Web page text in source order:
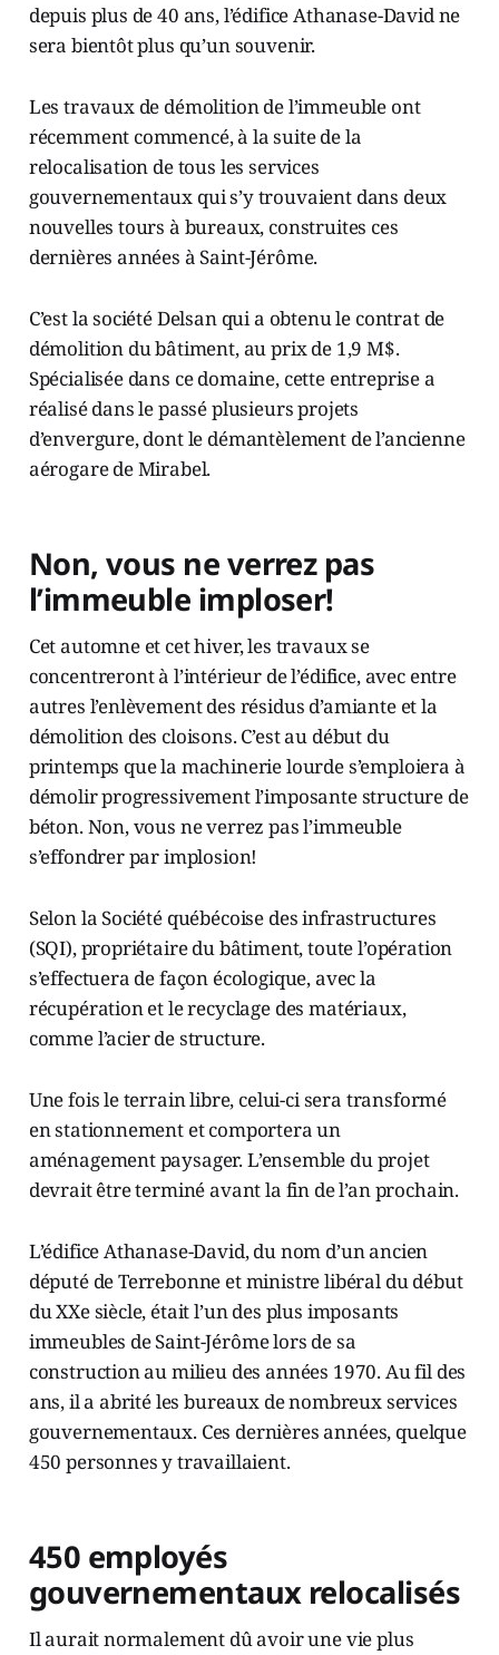
depuis plus de 40 ans, l’édifice Athanase-David ne
sera bientôt plus qu’un souvenir.
Les travaux de démolition de l’immeuble ont
récemment commencé, à la suite de la
relocalisation de tous les services
gouvernementaux qui s’y trouvaient dans deux
nouvelles tours à bureaux, construites ces
dernières années à Saint-Jérôme.
C’est la société Delsan qui a obtenu le contrat de
démolition du bâtiment, au prix de 1,9 M$.
Spécialisée dans ce domaine, cette entreprise a
réalisé dans le passé plusieurs projets
d’envergure, dont le démantèlement de l’ancienne
aérogare de Mirabel.
Non, vous ne verrez pas
l’immeuble imploser!
Cet automne et cet hiver, les travaux se
concentreront à l’intérieur de l’édifice, avec entre
autres l’enlèvement des résidus d’amiante et la
démolition des cloisons. C’est au début du
printemps que la machinerie lourde s’emploiera à
démolir progressivement l’imposante structure de
béton. Non, vous ne verrez pas l’immeuble
s’effondrer par implosion!
Selon la Société québécoise des infrastructures
(SQI), propriétaire du bâtiment, toute l’opération
s’effectuera de façon écologique, avec la
récupération et le recyclage des matériaux,
comme l’acier de structure.
Une fois le terrain libre, celui-ci sera transformé
en stationnement et comportera un
aménagement paysager. L’ensemble du projet
devrait être terminé avant la fin de l’an prochain.
L’édifice Athanase-David, du nom d’un ancien
député de Terrebonne et ministre libéral du début
du XXe siècle, était l’un des plus imposants
immeubles de Saint-Jérôme lors de sa
construction au milieu des années 1970. Au fil des
ans, il a abrité les bureaux de nombreux services
gouvernementaux. Ces dernières années, quelque
450 personnes y travaillaient.
450 employés
gouvernementaux relocalisés
Il aurait normalement dû avoir une vie plus